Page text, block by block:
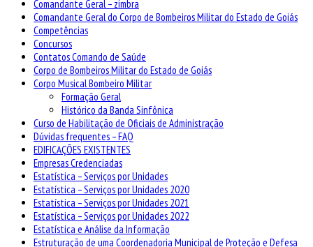
Comandante Geral – zimbra
Comandante Geral do Corpo de Bombeiros Militar do Estado de Goiás
Competências
Concursos
Contatos Comando de Saúde
Corpo de Bombeiros Militar do Estado de Goiás
Corpo Musical Bombeiro Militar
Formação Geral
Histórico da Banda Sinfônica
Curso de Habilitação de Oficiais de Administração
Dúvidas frequentes – FAQ
EDIFICAÇÕES EXISTENTES
Empresas Credenciadas
Estatística – Serviços por Unidades
Estatística – Serviços por Unidades 2020
Estatística – Serviços por Unidades 2021
Estatística – Serviços por Unidades 2022
Estatística e Análise da Informação
Estruturação de uma Coordenadoria Municipal de Proteção e Defesa